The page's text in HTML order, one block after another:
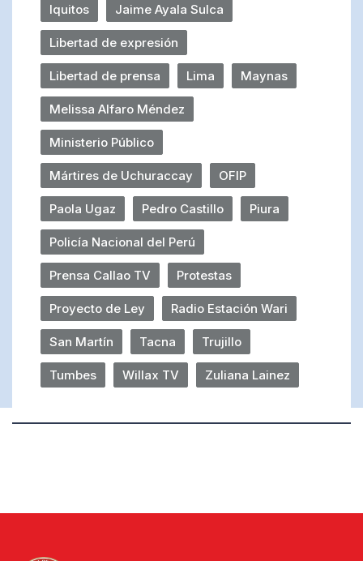
Iquitos Jaime Ayala Sulca
Libertad de expresión
Libertad de prensa Lima Maynas
Melissa Alfaro Méndez
Ministerio Público
Mártires de Uchuraccay OFIP
Paola Ugaz Pedro Castillo Piura
Policía Nacional del Perú
Prensa Callao TV Protestas
Proyecto de Ley Radio Estación Wari
San Martín Tacna Trujillo
Tumbes Willax TV Zuliana Lainez